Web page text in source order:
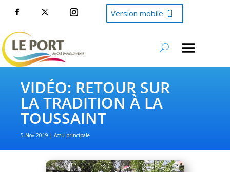
Version mobile
VIDÉO: RETOUR SUR
LA TRADITION À LA
TOUSSAINT
5 Nov 2019 Actu principale